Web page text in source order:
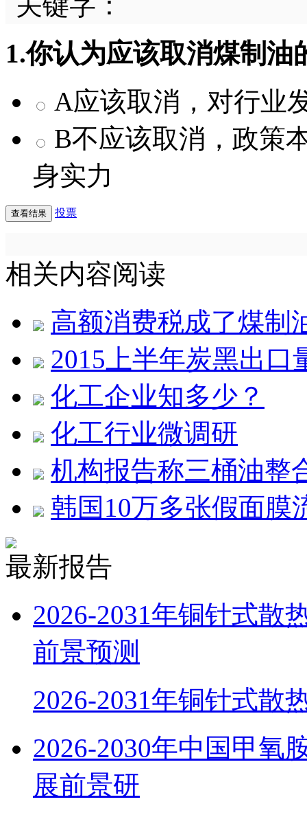
1.你认为应该取消煤制油
A应该取消，对行业
B不应该取消，政策
身实力
投票
相关内容阅读
高额消费税成了煤制
2015上半年炭黑出口
化工企业知多少？
化工行业微调研
机构报告称三桶油整
韩国10万多张假面膜
最新报告
2026-2031年铜针式散
前景预测
2026-2031年铜针式散
2026-2030年中国甲氧
展前景研